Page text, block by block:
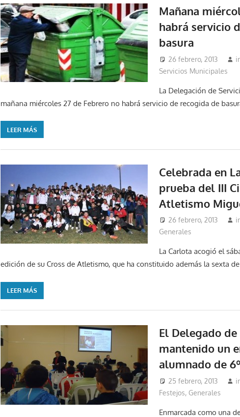
Mañana
habrá servicio
basura
26 febrero, 2013
Servicios Municipales
La Delegación de
mañana miércoles 27 de Febrero no habrá servicio de recogida de
LEER MÁS
Celebrada en
prueba del III
Atletismo
26 febrero, 2013
Generales
La Carlota acogió el
edición de su Cross de Atletismo, que ha constituido además la sexta
LEER MÁS
El Delegado de
mantenido un
alumnado de
25 febrero, 2013
Festejos, Generales
Enmarcada como una